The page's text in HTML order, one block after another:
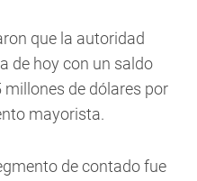
que la autoridad
de hoy con un saldo
millones de dólares por
mayorista.
de contado fue